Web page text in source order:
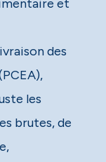
et
des
les
brutes, de